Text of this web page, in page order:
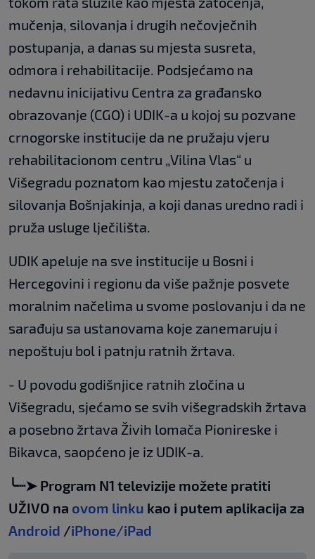
mučenja, silovanja i drugih nečovječnih
postupanja, a danas su mjesta susreta,
odmora i rehabilitacije. Podsjećamo na
nedavnu inicijativu Centra za građansko
obrazovanje (CGO) i UDIK-a u kojoj su pozvane
crnogorske institucije da ne pružaju vjeru
rehabilitacionom centru „Vilina Vlas“ u
Višegradu poznatom kao mjestu zatočenja i
silovanja Bošnjakinja, a koji danas uredno radi i
pruža usluge lječilišta.
UDIK apeluje na sve institucije u Bosni i
Hercegovini i regionu da više pažnje posvete
moralnim načelima u svome poslovanju i da ne
sarađuju sa ustanovama koje zanemaruju i
nepoštuju bol i patnju ratnih žrtava.
- U povodu godišnjice ratnih zločina u
Višegradu, sjećamo se svih višegradskih žrtava
a posebno žrtava Živih lomača Pionireske i
Bikavca, saopćeno je iz UDIK-a.
╰┈➤ Program N1 televizije možete pratiti
UŽIVO na ovom linku kao i putem aplikacija za
Android /iPhone/iPad